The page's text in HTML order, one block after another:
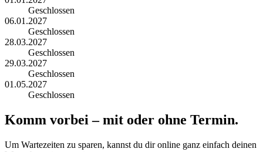
Geschlossen
06.01.2027
Geschlossen
28.03.2027
Geschlossen
29.03.2027
Geschlossen
01.05.2027
Geschlossen
Komm vorbei – mit oder ohne Termin.
Um Wartezeiten zu sparen, kannst du dir online ganz einfach deinen